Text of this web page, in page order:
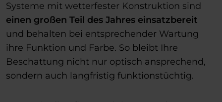
Systeme mit wetterfester Konstruktion sind
einen großen Teil des Jahres einsatzbereit
und behalten bei entsprechender Wartung
ihre Funktion und Farbe. So bleibt Ihre
Beschattung nicht nur optisch ansprechend,
sondern auch langfristig funktionstüchtig.